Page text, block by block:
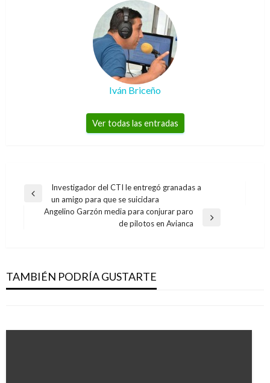
Iván Briceño
Ver todas las entradas
Navegación
Entrada
anterior
Investigador del CTI le entregó granadas a
un amigo para que se suicidara
Angelino Garzón media para conjurar paro
de pilotos en Avianca
TAMBIÉN PODRÍA GUSTARTE
ecológica para automóviles
Paola Hernandez martes diciembre 17, 2013
acero y menos denso que el agua